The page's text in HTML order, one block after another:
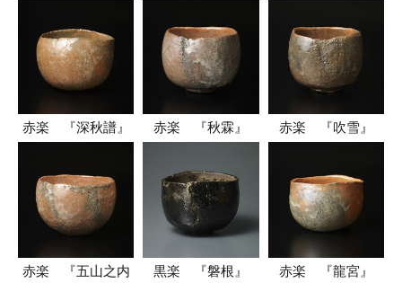
赤楽 『深秋譜』 赤楽 『秋霖』 赤楽 『吹雪』
赤楽 『五山之内
黒楽 『磐根』 赤楽 『龍宮』